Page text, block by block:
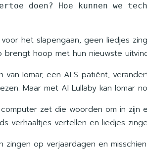
doen? Hoe kunnen we
het slapengaan, geen liedjes
hoop met hun nieuwste
Iomar, een ALS-patiënt,
Maar met AI Lullaby kan Iomar
zet die woorden om in zijn
verhaaltjes vertellen en liedjes
zingen op verjaardagen en